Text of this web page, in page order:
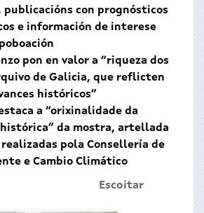
publicacións con prognósticos
e información de interese
pon en valor a “riqueza dos
de Galicia, que reflicten
históricos”
a “orixinalidade da
da mostra, artellada
realizadas pola Consellería de
e Cambio Climático
Escoitar